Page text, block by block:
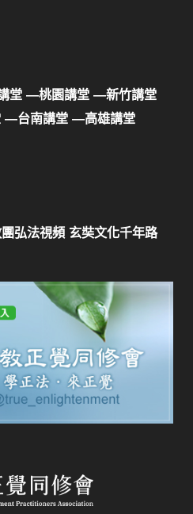
堂 —桃園講堂 —新竹講堂
—台南講堂 —高雄講堂
弘法視頻 玄奘文化千年路